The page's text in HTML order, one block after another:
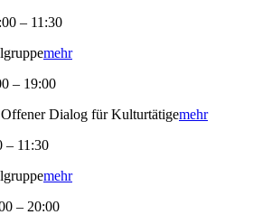
– 11:30
mehr
– 19:00
Dialog für Kulturtätigemehr
– 11:30
mehr
– 20:00